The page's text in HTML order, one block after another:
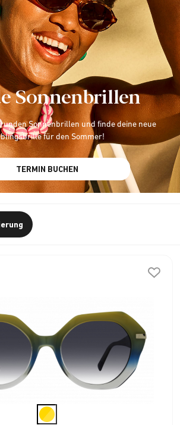
Sonnenbrillen
Sonnenbrillen und finde deine neue
für den Sommer!
TERMIN BUCHEN